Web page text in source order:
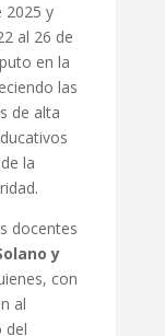
2025 y
al 26 de
en la
las
de alta
la
docentes
y
con
al
del